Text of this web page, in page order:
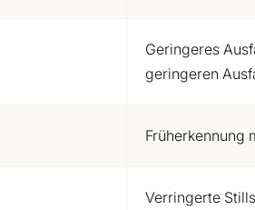
Geringeres
geringeren
Früherkennung
Verringerte